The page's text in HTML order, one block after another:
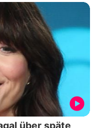
über späte